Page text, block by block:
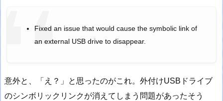
Fixed an issue that would cause the symbolic link of
an external USB drive to disappear.
意外と、「え？」と思ったのがこれ。外付けUSBドライブ
のシンボリックリンクが消えてしまう問題があったそう